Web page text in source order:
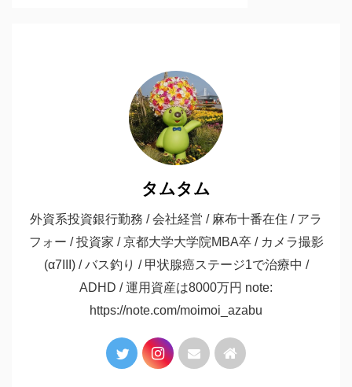
タムタム
外資系投資銀行勤務 / 会社経営 / 麻布十番在住 / アラ
フォー / 投資家 / 京都大学大学院MBA卒 / カメラ撮影
(α7III) / バス釣り / 甲状腺癌ステージ1で治療中 /
ADHD / 運用資産は8000万円 note:
https://note.com/moimoi_azabu